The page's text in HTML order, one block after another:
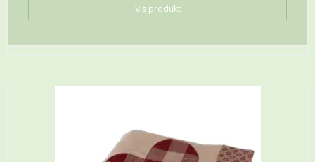
Vis produkt